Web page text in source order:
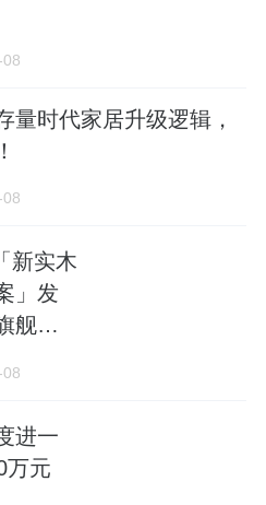
量时代家居升级逻辑，
新实木
」发
舰店
进一
万元